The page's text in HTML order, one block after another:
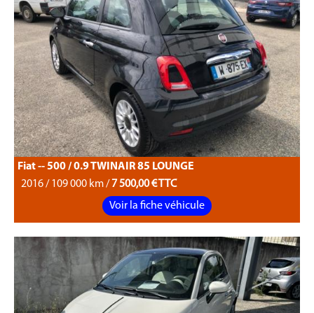
Fiat -- 500 / 0.9 TWINAIR 85 LOUNGE
2016 / 109 000 km / 7 500,00 € TTC
Voir la fiche véhicule